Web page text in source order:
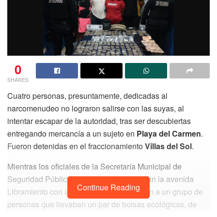
0
SHARES
Cuatro personas, presuntamente, dedicadas al
narcomenudeo no lograron salirse con las suyas, al
intentar escapar de la autoridad, tras ser descubiertas
entregando mercancía a un sujeto en Playa del Carmen.
Fueron detenidas en el fraccionamiento Villas del Sol.
Mientras los oficiales de la Secretaría Municipal de
Seguridad Pública de Solidaridad recorrían la avenida
Libramiento con avenida CTM, observaron a un grupo de
personas que llevaban un par de bolsas ecológicas, de
Continue Reading